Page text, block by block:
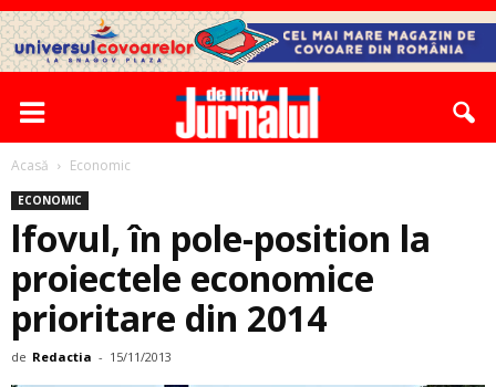
Acasă Economic
ECONOMIC
lfovul, în pole-position la
proiectele economice
prioritare din 2014
de Redactia - 15/11/2013